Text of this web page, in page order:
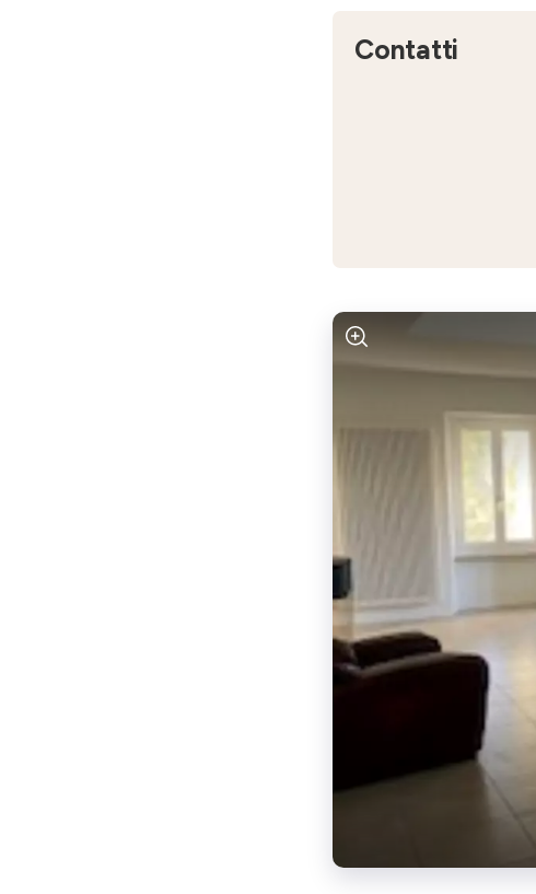
Contatti